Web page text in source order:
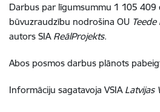
Darbus par līgumsummu 1 105 409
būvuzraudzību nodrošina OU
autors SIA ReālProjekts.
Abos posmos darbus plānots
Informāciju sagatavoja VSIA Latvijas